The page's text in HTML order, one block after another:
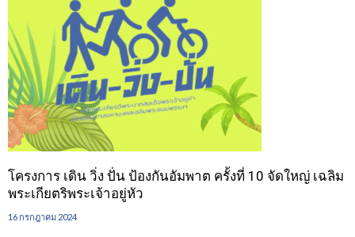
โครงการ เดิน วิ่ง ปั่น ป้องกันอัมพาต ครั้งที่ 10 จัดใหญ่ เฉลิม
พระเกียตริพระเจ้าอยู่หัว
16 กรกฎาคม 2024